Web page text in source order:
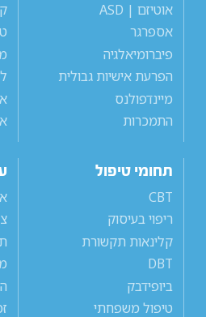
אוטיזם | ASD
אספרגר
פיברומיאלגיה
הפרעת אישיות גבולית
מיינדפולנס
התמכרות
תחומי טיפול
CBT
ריפוי בעיסוק
קלינאות תקשורת
DBT
ביופידבק
טיפול משפחתי